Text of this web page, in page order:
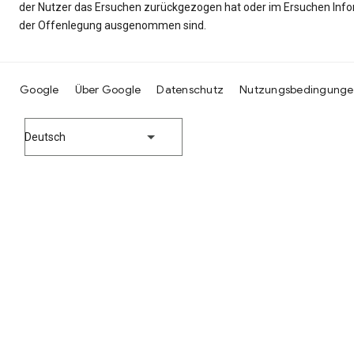
der Nutzer das Ersuchen zurückgezogen hat oder im Ersuchen
der Offenlegung ausgenommen sind.
Google Über Google Datenschutz
Deutsch